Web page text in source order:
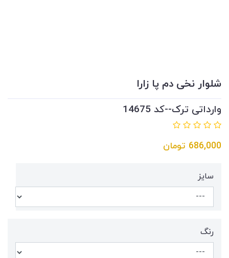
شلوار نخی دم پا زارا
وارداتی ترک--کد 14675
686,000 تومان
سایز
رنگ